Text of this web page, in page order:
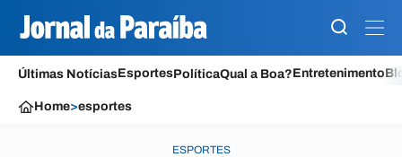
Últimas NotíciasEsportesPolíticaQual a Boa?Entretenimento
Home>esportes
ESPORTES